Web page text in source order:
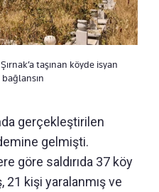
taşınan köyde isyan
gerçekleştirilen
gelmişti.
göre saldırıda 37 köy
21 kişi yaralanmış ve